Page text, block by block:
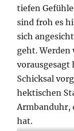
tiefen
sind froh es
sich
geht. Werden
vorausgesagt
Schicksal
hektischen
Armbanduhr,
hat.